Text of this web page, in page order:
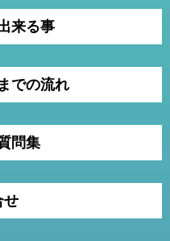
来る事
での流れ
問集
せ